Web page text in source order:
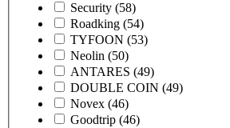
Security (58)
Roadking (54)
TYFOON (53)
Neolin (50)
ANTARES (49)
DOUBLE COIN (49)
Novex (46)
Goodtrip (46)